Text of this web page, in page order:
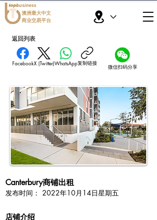
topbusiness
澳洲最大中文
商业交易平台
返回列表
微信扫码分享
FacebookX (Twitter)WhatsApp复制链接
Canterbury商铺出租
2022年10月14日星期五
​发布时间：
​店铺介绍